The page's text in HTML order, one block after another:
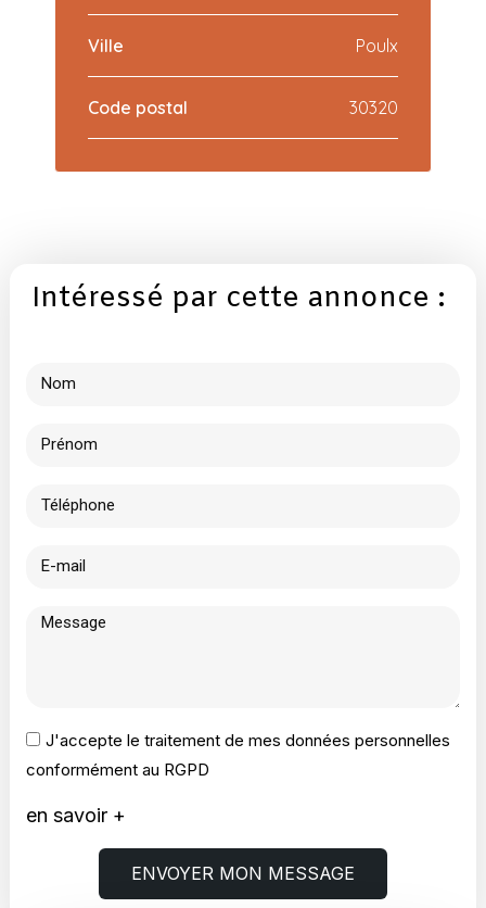
Ville Poulx
Code postal 30320
Intéressé par cette annonce :
J'accepte le traitement de mes données personnelles
conformément au RGPD
en savoir +
ENVOYER MON MESSAGE